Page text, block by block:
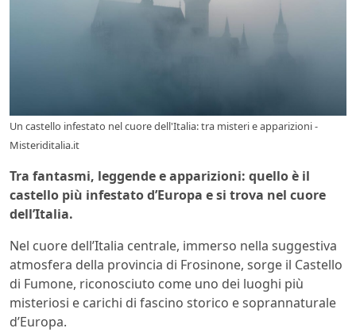
Un castello infestato nel cuore dell'Italia: tra misteri e apparizioni -
Misteriditalia.it
Tra fantasmi, leggende e apparizioni: quello è il
castello più infestato d’Europa e si trova nel cuore
dell’Italia.
Nel cuore dell’Italia centrale, immerso nella suggestiva
atmosfera della provincia di Frosinone, sorge il Castello
di Fumone, riconosciuto come uno dei luoghi più
misteriosi e carichi di fascino storico e soprannaturale
d’Europa.